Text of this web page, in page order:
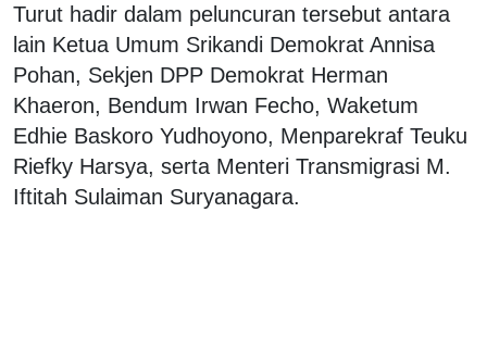
Turut hadir dalam peluncuran tersebut antara
lain Ketua Umum Srikandi Demokrat Annisa
Pohan, Sekjen DPP Demokrat Herman
Khaeron, Bendum Irwan Fecho, Waketum
Edhie Baskoro Yudhoyono, Menparekraf Teuku
Riefky Harsya, serta Menteri Transmigrasi M.
Iftitah Sulaiman Suryanagara.